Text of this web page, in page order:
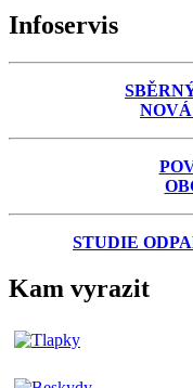
Infoservis
STUDIE
Kam vyrazit